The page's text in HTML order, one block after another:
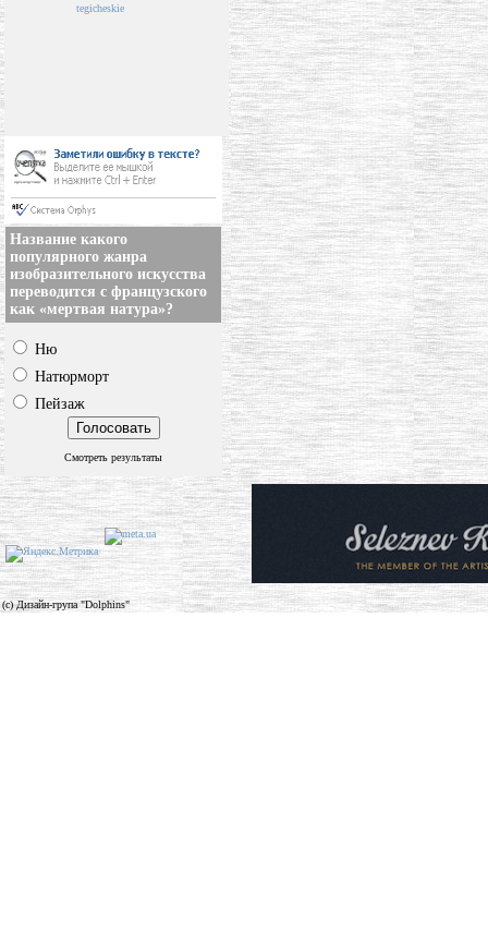
tegicheskie
Название какого
популярного жанра
изобразительного искусства
переводится с французского
как «мертвая натура»?
Ню
Натюрморт
Пейзаж
Смотреть результаты
(c) Дизайн-група "Dolphins"